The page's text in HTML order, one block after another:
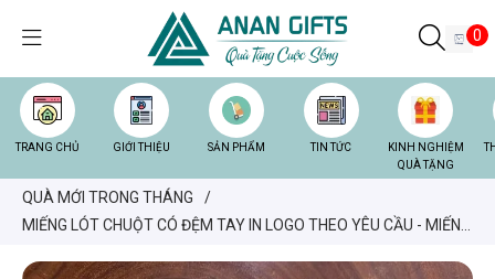
0
TRANG CHỦ GIỚI THIỆU SẢN PHẨM TIN TỨC
KINH NGHIỆM
QUÀ TẶNG
QUÀ MỚI TRONG THÁNG
/
MIẾNG LÓT CHUỘT CÓ ĐỆM TAY IN LOGO THEO YÊU CẦU - MIẾNG